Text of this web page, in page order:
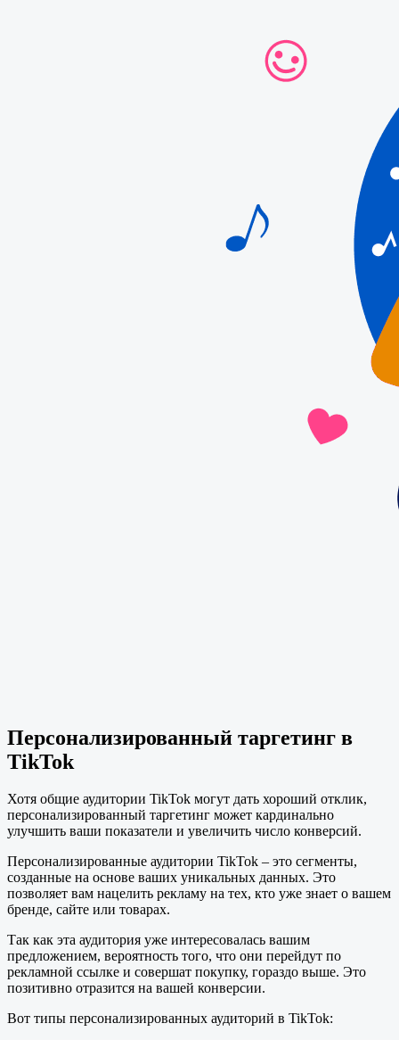
Персонализированный таргетинг в
TikTok
Хотя общие аудитории TikTok могут дать хороший отклик,
персонализированный таргетинг может кардинально
улучшить ваши показатели и увеличить число конверсий.
Персонализированные аудитории TikTok – это сегменты,
созданные на основе ваших уникальных данных. Это
позволяет вам нацелить рекламу на тех, кто уже знает о вашем
бренде, сайте или товарах.
Так как эта аудитория уже интересовалась вашим
предложением, вероятность того, что они перейдут по
рекламной ссылке и совершат покупку, гораздо выше. Это
позитивно отразится на вашей конверсии.
Вот типы персонализированных аудиторий в TikTok: